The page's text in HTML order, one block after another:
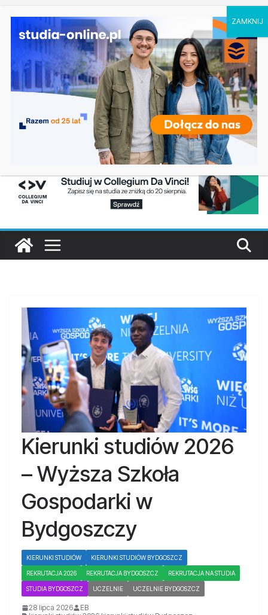
Ostatnie
wpisy:
Prawo w Łomży
Pedagogika przedszkolna i wczesnoszkolna w
Skierniewicach
Kosmetologia w Opolu
Logistyka – studia inżynierskie na Uniwersytecie
Szczecińskim
Elektroniczne przetwarzanie informacji w
Krakowie
Kierunki studiów 2026
– Wyższa Szkoła
Gospodarki w
Bydgoszczy
KIERUNKI STUDIÓW KIERUNKI STUDIÓW BYDGOSZCZ
REKRUTACJA 2026 REKRUTACJA BYDGOSZCZ REKRUTACJA NA STUDIA
STUDIA BYDGOSZCZ UCZELNIE UCZELNIE BYDGOSZCZ
28 lipca 2026
EB